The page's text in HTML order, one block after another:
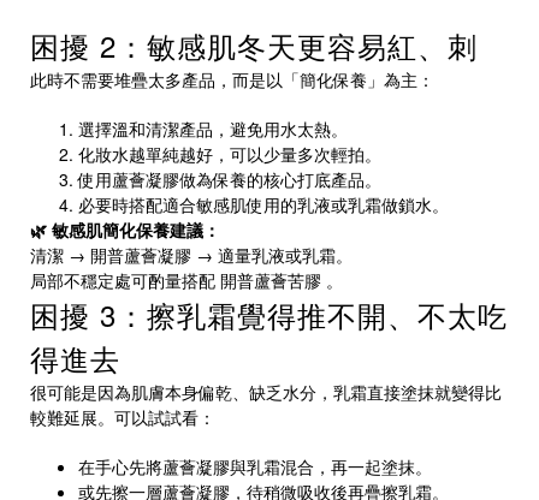
困擾 2：敏感肌冬天更容易紅、刺
此時不需要堆疊太多產品，而是以「簡化保養」為主：
選擇溫和清潔產品，避免用水太熱。
化妝水越單純越好，可以少量多次輕拍。
使用蘆薈凝膠做為保養的核心打底產品。
必要時搭配適合敏感肌使用的乳液或乳霜做鎖水。
🌿 敏感肌簡化保養建議：
清潔 → 開普蘆薈凝膠 → 適量乳液或乳霜。
局部不穩定處可酌量搭配 開普蘆薈苦膠 。
困擾 3：擦乳霜覺得推不開、不太吃
得進去
很可能是因為肌膚本身偏乾、缺乏水分，乳霜直接塗抹就變得比
較難延展。可以試試看：
在手心先將蘆薈凝膠與乳霜混合，再一起塗抹。
或先擦一層蘆薈凝膠，待稍微吸收後再疊擦乳霜。